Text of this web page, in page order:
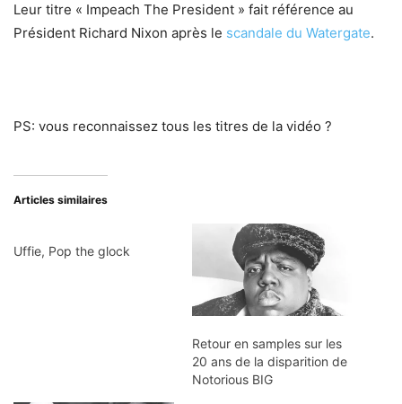
Leur titre « Impeach The President » fait référence au
Président Richard Nixon après le scandale du Watergate.
PS: vous reconnaissez tous les titres de la vidéo ?
Articles similaires
Uffie, Pop the glock
Retour en samples sur les
20 ans de la disparition de
Notorious BIG